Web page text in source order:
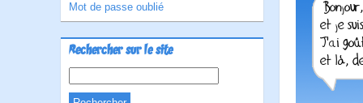
Mot de passe oublié
Rechercher sur le site